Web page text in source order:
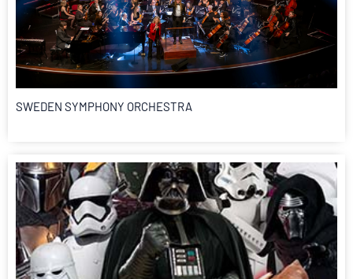
SWEDEN SYMPHONY ORCHESTRA